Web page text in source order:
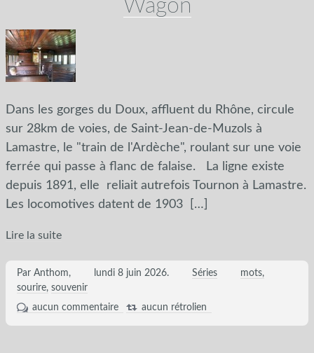
Wagon
Dans les gorges du Doux, affluent du Rhône, circule
sur 28km de voies, de Saint-Jean-de-Muzols à
Lamastre, le "train de l'Ardèche", roulant sur une voie
ferrée qui passe à flanc de falaise. La ligne existe
depuis 1891, elle reliait autrefois Tournon à Lamastre.
Les locomotives datent de 1903
[…]
Lire la suite
Par Anthom, lundi 8 juin 2026. Séries
mots
sourire souvenir
aucun commentaire
aucun rétrolien